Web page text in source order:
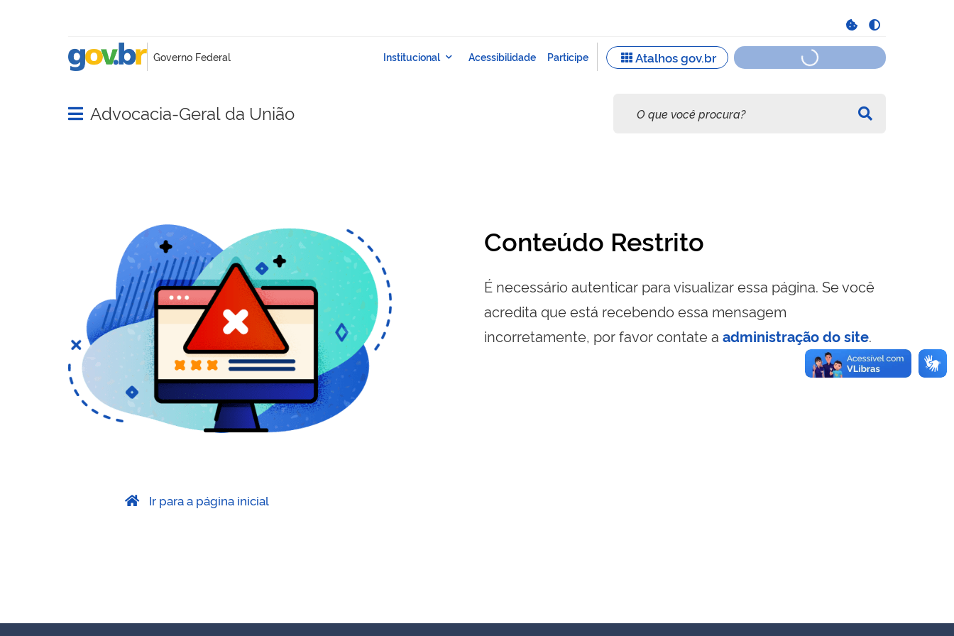
Abrir menu principal de navegação
Advocacia-Geral da União
Conteúdo Restrito
É necessário autenticar para visualizar essa página. Se você
acredita que está recebendo essa mensagem
incorretamente, por favor contate a administração do site.
Ir para a página inicial